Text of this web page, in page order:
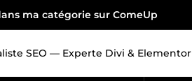
ma catégorie sur ComeUp
SEO — Experte Divi & Elementor